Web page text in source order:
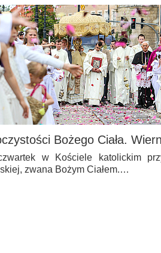
Bożego Ciała.
w Kościele katolickim
zwana Bożym Ciałem.…